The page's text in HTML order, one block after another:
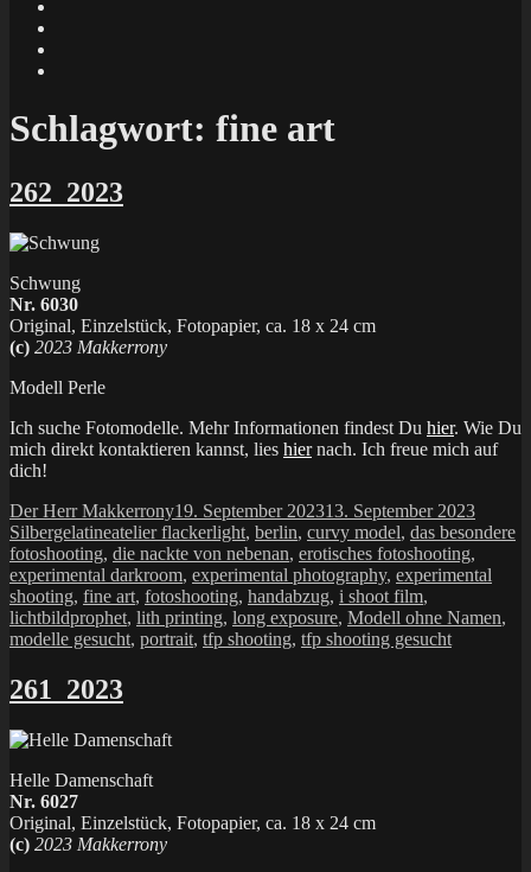
X
Schlagwort: fine art
262_2023
Schwung
Nr. 6030
Original, Einzelstück, Fotopapier, ca. 18 x 24 cm
(c) 2023 Makkerrony
Modell Perle
Ich suche Fotomodelle. Mehr Informationen findest Du hier. Wie Du
mich direkt kontaktieren kannst, lies hiernach. Ich freue mich auf
dich!
Autor
Der Herr MakkerronyVeröffentlicht
am
19. September 202313. September 2023
SilbergelatineSchlagwörter
atelier flackerlight, berlin, curvy model, das besondere
fotoshooting, die nackte von nebenan, erotisches fotoshooting,
experimental darkroom, experimental photography, experimental
shooting, fine art, fotoshooting, handabzug, i shoot film,
lichtbildprophet, lith printing, long exposure, Modell ohne Namen,
modelle gesucht, portrait, tfp shooting, tfp shooting gesucht
261_2023
Helle Damenschaft
Nr. 6027
Original, Einzelstück, Fotopapier, ca. 18 x 24 cm
(c) 2023 Makkerrony